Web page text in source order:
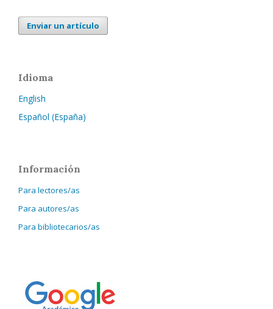
Enviar un artículo
Idioma
English
Español (España)
Información
Para lectores/as
Para autores/as
Para bibliotecarios/as